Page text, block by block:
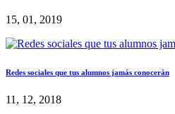
15, 01, 2019
Redes sociales que tus alumnos jamás conocerán
11, 12, 2018